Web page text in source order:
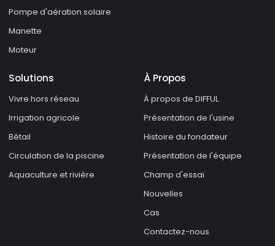
Pompe d'aération solaire
Manette
Moteur
Solutions
Vivre hors réseau
Irrigation agricole
Bétail
Circulation de la piscine
Aquaculture et rivière
À Propos
À propos de DIFFUL
Présentation de l'usine
Histoire du fondateur
Présentation de l'équipe
Champ d'essai
Nouvelles
Cas
Contactez-nous